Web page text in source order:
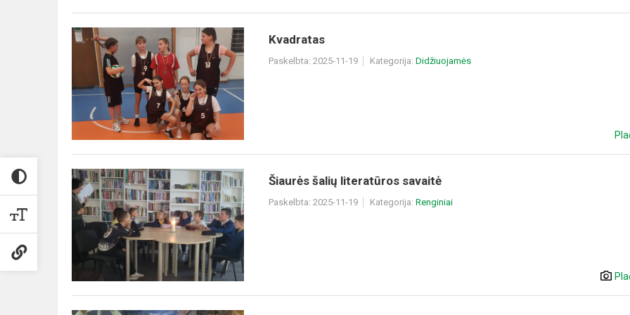
Kvadratas Kvadratas
Paskelbta: 2025-11-19 Kategorija: Didžiuojamės
Šiaurės
šalių
literatūros
savaitė
Šiaurės šalių literatūros savaitė
Paskelbta: 2025-11-19 Kategorija: Renginiai